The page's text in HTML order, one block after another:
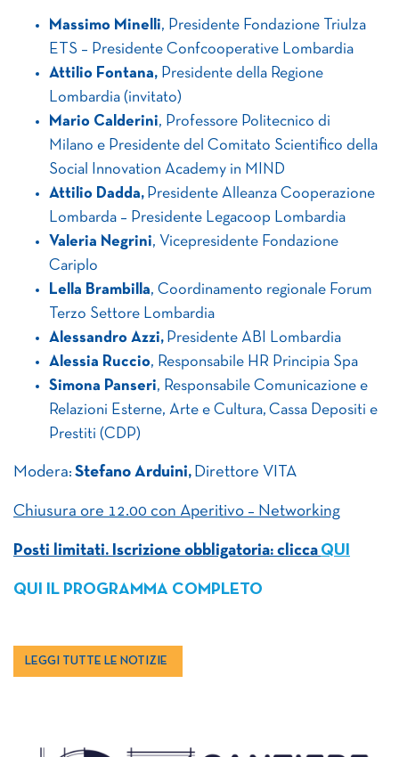
Massimo Minelli, Presidente Fondazione Triulza
ETS – Presidente Confcooperative Lombardia
Attilio Fontana, Presidente della Regione
Lombardia (invitato)
Mario Calderini, Professore Politecnico di
Milano e Presidente del Comitato Scientifico della
Social Innovation Academy in MIND
Attilio Dadda, Presidente Alleanza Cooperazione
Lombarda – Presidente Legacoop Lombardia
Valeria Negrini, Vicepresidente Fondazione
Cariplo
Lella Brambilla, Coordinamento regionale Forum
Terzo Settore Lombardia
Alessandro Azzi, Presidente ABI Lombardia
Alessia Ruccio, Responsabile HR Principia Spa
Simona Panseri, Responsabile Comunicazione e
Relazioni Esterne, Arte e Cultura, Cassa Depositi e
Prestiti (CDP)
Modera: Stefano Arduini, Direttore VITA
Chiusura ore 12.00 con Aperitivo – Networking
Posti limitati. Iscrizione obbligatoria: clicca QUI
QUI IL PROGRAMMA COMPLETO
LEGGI TUTTE LE NOTIZIE